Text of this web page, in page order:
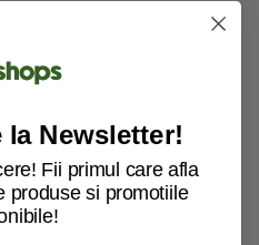
ml):
685
la Newsletter!
Fii primul care afla
produse si promotiile